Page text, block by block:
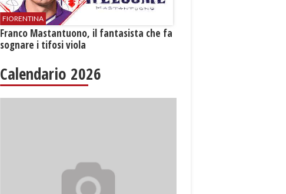
FIORENTINA
Franco Mastantuono, il fantasista che fa
sognare i tifosi viola
Calendario 2026